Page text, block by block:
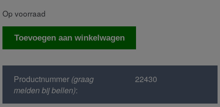
Op voorraad
Kachelkraan
Toevoegen aan winkelwagen
Productnummer(graag
melden bij bellen):
22430